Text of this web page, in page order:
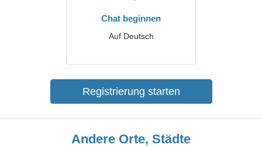
Chat beginnen
Auf Deutsch
Registrierung starten
Andere Orte, Städte